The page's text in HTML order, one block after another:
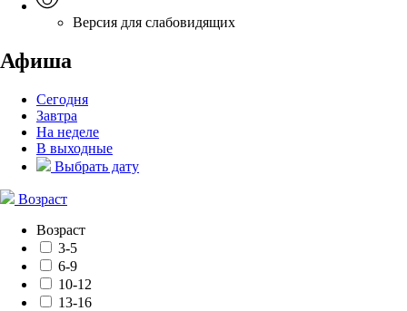
Версия для слабовидящих
Афиша
Сегодня
Завтра
На неделе
В выходные
Выбрать дату
Возраст
Возраст
3-5
6-9
10-12
13-16